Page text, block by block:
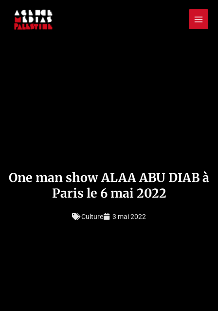
contenu
Main
One man show ALAA ABU DIAB à
Paris le 6 mai 2022
Culture 3 mai 2022